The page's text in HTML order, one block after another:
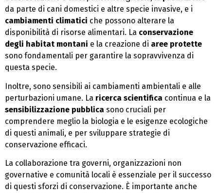
da parte di cani domestici e altre specie invasive, e i
cambiamenti climatici che possono alterare la
disponibilità di risorse alimentari. La conservazione
degli habitat montani e la creazione di aree protette
sono fondamentali per garantire la sopravvivenza di
questa specie.
Inoltre, sono sensibili ai cambiamenti ambientali e alle
perturbazioni umane. La ricerca scientifica continua e la
sensibilizzazione pubblica sono cruciali per
comprendere meglio la biologia e le esigenze ecologiche
di questi animali, e per sviluppare strategie di
conservazione efficaci.
La collaborazione tra governi, organizzazioni non
governative e comunità locali è essenziale per il successo
di questi sforzi di conservazione. È importante anche